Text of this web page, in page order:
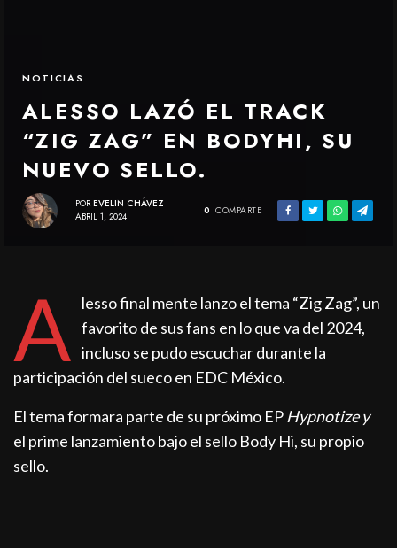
NOTICIAS
ALESSO LAZÓ EL TRACK
“ZIG ZAG” EN BODYHI, SU
NUEVO SELLO.
POR EVELIN CHÁVEZ
ABRIL 1, 2024
0 COMPARTE
A
lesso final mente lanzo el tema “Zig Zag”, un
favorito de sus fans en lo que va del 2024,
incluso se pudo escuchar durante la
participación del sueco en EDC México.
El tema formara parte de su próximo EP Hypnotize y
el prime lanzamiento bajo el sello Body Hi, su propio
sello.